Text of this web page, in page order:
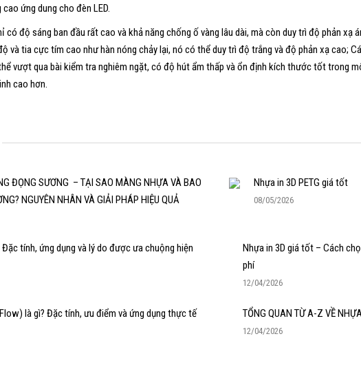
ứng dung cho đèn LED.
có độ sáng ban đầu rất cao và khả năng chống ố vàng lâu dài, mà còn duy trì độ phản xạ
và tia cực tím cao như hàn nóng chảy lại, nó có thể duy trì độ trắng và độ phản xạ cao;
vượt qua bài kiểm tra nghiêm ngặt, có độ hút ẩm thấp và ổn định kích thước tốt trong
cao hơn.
ĐỌNG SƯƠNG – TẠI SAO MÀNG NHỰA VÀ BAO
NGUYÊN NHÂN VÀ GIẢI PHÁP HIỆU QUẢ
Nhựa in 3D PETG giá tốt
08/05/2026
Đặc tính, ứng dụng và lý do được ưa chuộng hiện
Nhựa in 3D giá tốt – Cách
phí
12/04/2026
là gì? Đặc tính, ưu điểm và ứng dụng thực tế TỔNG QUAN TỪ A-Z VỀ
12/04/2026